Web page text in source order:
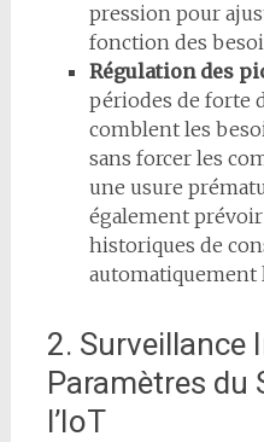
pression pour
fonction des
Régulation des
périodes de forte
comblent les
sans forcer les
une usure
également
historiques de
automatiquement
2. Surveillance
Paramètres du
l’IoT